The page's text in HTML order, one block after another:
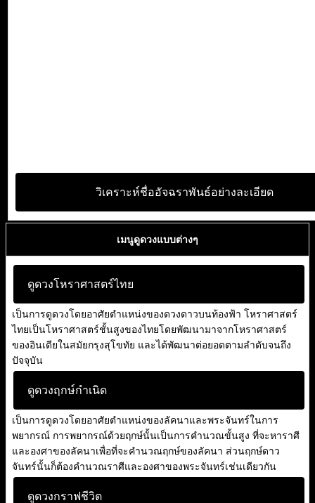
วิเคราะห์ชื่ออัจฉราพันธ์อย่างละเอียด
เมนูดูดวงแบบต่างๆ
ดูดวงโหราศาสตร์ไทย
เป็นการดูดวงโดยอาศัยตำแหน่งของดวงดาวบนท้องฟ้า โหราศาสตร์
ไทยเป็นโหราศาสตร์ชั้นสูงของไทยโดยพัฒนามาจากโหราศาสตร์
ของอินเดียในสมัยกรุงสุโขทัย และได้พัฒนาต่อยอดตามลำดับจนถึง
ปัจจุบัน
ดูดวงฤกษ์กำเนิด
เป็นการดูดวงโดยอาศัยตำแหน่งของลัคนาและพระจันทร์ในการ
พยากรณ์ การพยากรณ์ด้วยฤกษ์นั้นเป็นการคำนวณขั้นสูง ที่จะหาราศี
และองศาของลัคนาเพื่อที่จะคำนวณฤกษ์ของลัคนา ส่วนฤกษ์ดาว
จันทร์นั้นก็ต้องคำนวณราศีและองศาของพระจันทร์เช่นเดียวกัน
ดูดวงกราฟชีวิต